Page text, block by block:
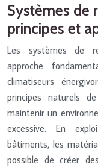
Systèmes de
principes et
Les systèmes de
approche
climatiseurs
principes naturels
maintenir un
excessive. En
bâtiments, les
possible de créer